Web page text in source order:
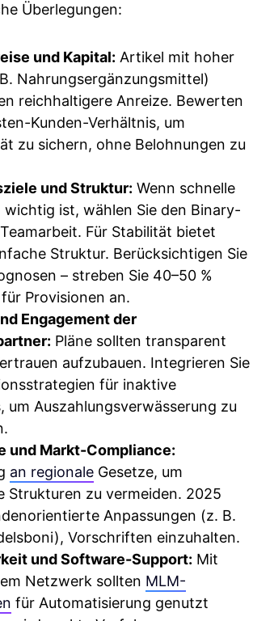
Überlegungen:
und Kapital: Artikel mit hoher
Nahrungsergänzungsmittel)
reichhaltigere Anreize. Bewerten
Kunden-Verhältnis, um
zu sichern, ohne Belohnungen zu
und Struktur: Wenn schnelle
wichtig ist, wählen Sie den Binary-
Für Stabilität bietet
Struktur. Berücksichtigen Sie
– streben Sie 40–50 %
Provisionen an.
Engagement der
Pläne sollten transparent
aufzubauen. Integrieren Sie
für inaktive
um Auszahlungsverwässerung zu
und Markt-Compliance:
an regionale Gesetze, um
Strukturen zu vermeiden. 2025
Anpassungen (z. B.
Vorschriften einzuhalten.
und Software-Support: Mit
Netzwerk sollten MLM-
für Automatisierung genutzt